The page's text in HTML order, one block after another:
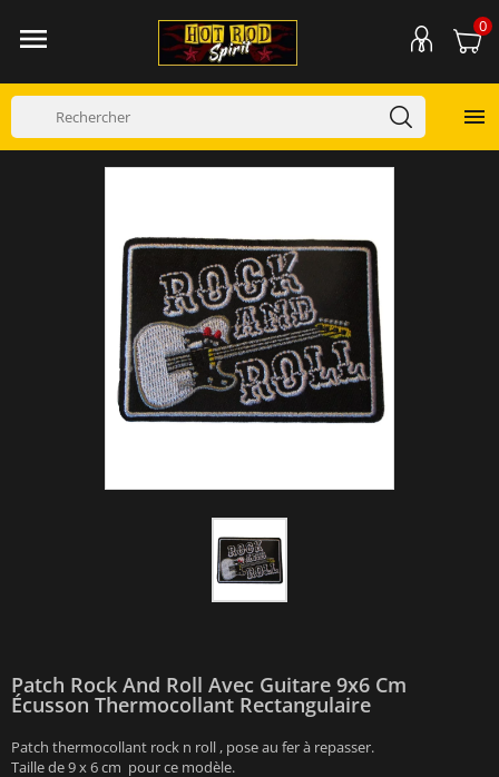
 0

Patch Rock And Roll Avec Guitare 9x6 Cm
Écusson Thermocollant Rectangulaire
Patch thermocollant rock n roll , pose au fer à repasser.
Taille de 9 x 6 cm pour ce modèle.